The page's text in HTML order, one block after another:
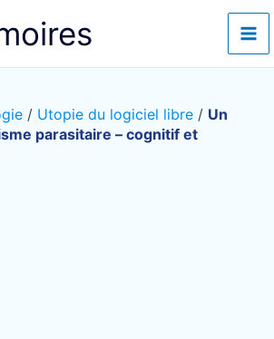
/ Utopie du logiciel libre / Un
parasitaire – cognitif et